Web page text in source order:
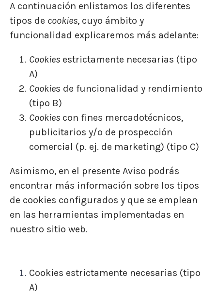
A continuación enlistamos los diferentes
tipos de cookies, cuyo ámbito y
funcionalidad explicaremos más adelante:
Cookies estrictamente necesarias (tipo
A)
Cookies de funcionalidad y rendimiento
(tipo B)
Cookies con fines mercadotécnicos,
publicitarios y/o de prospección
comercial (p. ej. de marketing) (tipo C)
Asimismo, en el presente Aviso podrás
encontrar más información sobre los tipos
de cookies configurados y que se emplean
en las herramientas implementadas en
nuestro sitio web.
Cookies estrictamente necesarias (tipo
A)